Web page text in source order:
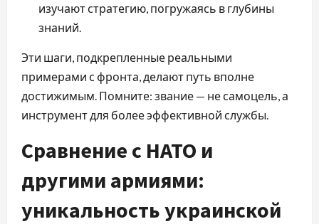
изучают стратегию, погружаясь в глубины
знаний.
Эти шаги, подкрепленные реальными
примерами с фронта, делают путь вполне
достижимым. Помните: звание — не самоцель, а
инструмент для более эффективной службы.
Сравнение с НАТО и
другими армиями:
уникальность украинской